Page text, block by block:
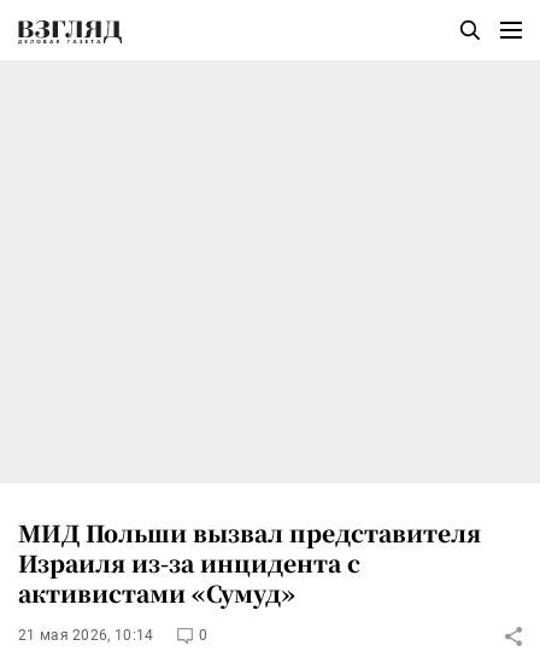
МИД Польши вызвал представителя
Израиля из-за инцидента с
активистами «Сумуд»
21 мая 2026, 10:14 0